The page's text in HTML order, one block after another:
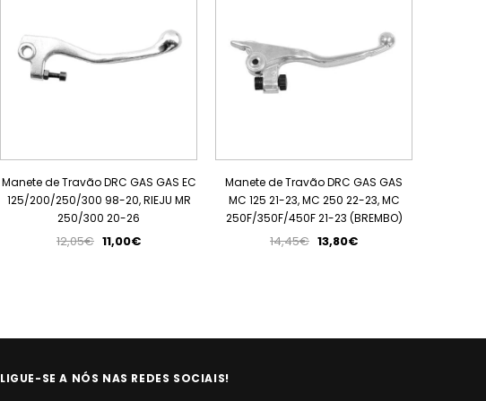
Manete de Travão DRC GAS GAS EC
125/200/250/300 98-20, RIEJU MR
250/300 20-26
12,05€ 11,00€
Manete de Travão DRC GAS GAS
MC 125 21-23, MC 250 22-23, MC
250F/350F/450F 21-23 (BREMBO)
14,45€ 13,80€
LIGUE-SE A NÓS NAS REDES SOCIAIS!